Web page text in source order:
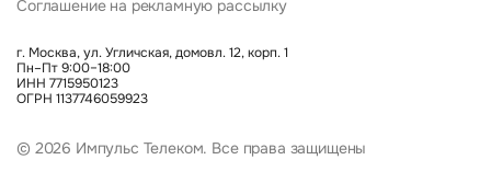
Соглашение на рекламную рассылку
г. Москва, ул. Угличская, домовл. 12, корп. 1
Пн–Пт 9:00–18:00
ИНН 7715950123
ОГРН 1137746059923
© 2026 Импульс Телеком. Все права защищены